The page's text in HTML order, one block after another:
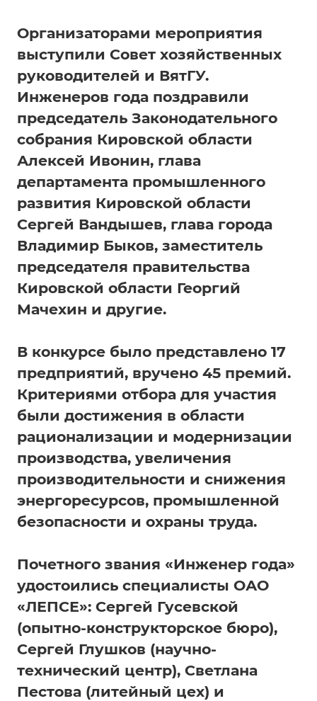
Организаторами мероприятия
выступили Совет хозяйственных
руководителей и ВятГУ.
Инженеров года поздравили
председатель Законодательного
собрания Кировской области
Алексей Ивонин, глава
департамента промышленного
развития Кировской области
Сергей Вандышев, глава города
Владимир Быков, заместитель
председателя правительства
Кировской области Георгий
Мачехин и другие.
В конкурсе было представлено 17
предприятий, вручено 45 премий.
Критериями отбора для участия
были достижения в области
рационализации и модернизации
производства, увеличения
производительности и снижения
энергоресурсов, промышленной
безопасности и охраны труда.
Почетного звания «Инженер года»
удостоились специалисты ОАО
«ЛЕПСЕ»: Сергей Гусевской
(опытно-конструкторское бюро),
Сергей Глушков (научно-
технический центр), Светлана
Пестова (литейный цех) и